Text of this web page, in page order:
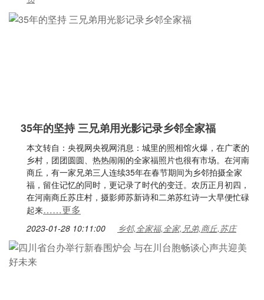
35年的坚持 三兄弟用光影记录乡邻全家福
本文转自：央视网央视网消息：城里的照相馆火爆，在广袤的
乡村，团团圆圆、热热闹闹的全家福照片也很有市场。在河南
商丘，有一家兄弟三人连续35年在春节期间为乡邻拍摄全家
福，留住记忆的同时，更记录了时代的变迁。农历正月初四，
在河南商丘苏庄村，摄影师苏新诗和二弟苏红诗一大早便忙碌
起来……更多
2023-01-28 10:11:00 乡邻,全家福,全家,兄弟,商丘,苏庄